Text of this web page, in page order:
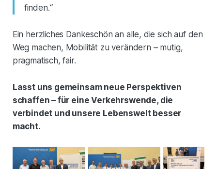
finden.“
Ein herzliches Dankeschön an alle, die sich auf den
Weg machen, Mobilität zu verändern – mutig,
pragmatisch, fair.
Lasst uns gemeinsam neue Perspektiven
schaffen – für eine Verkehrswende, die
verbindet und unsere Lebenswelt besser
macht.